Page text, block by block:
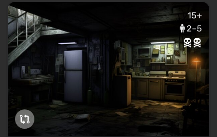
15+
2–5